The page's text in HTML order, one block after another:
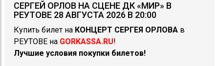
СЕРГЕЙ ОРЛОВ НА СЦЕНЕ ДК «МИР» В
РЕУТОВЕ 28 АВГУСТА 2026 В 20:00
Купить билет на КОНЦЕРТ СЕРГЕЯ ОРЛОВА в
РЕУТОВЕ на GORKASSA.RU!
Лучшие условия покупки билетов!